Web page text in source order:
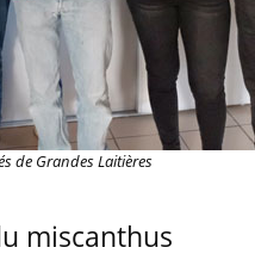
de Grandes Laitières
miscanthus